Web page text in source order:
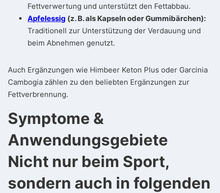
Fettverwertung und unterstützt den Fettabbau.
Apfelessig (z. B. als Kapseln oder Gummibärchen):
Traditionell zur Unterstützung der Verdauung und
beim Abnehmen genutzt.
Auch Ergänzungen wie Himbeer Keton Plus oder Garcinia
Cambogia zählen zu den beliebten Ergänzungen zur
Fettverbrennung.
Symptome &
Anwendungsgebiete
Nicht nur beim Sport,
sondern auch in folgenden